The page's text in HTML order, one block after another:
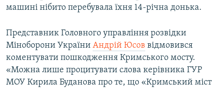
машині нібито перебувала їхня 14-річна донька.
Представник Головного управління розвідки
Міноборони України Андрій Юсов відмовився
коментувати пошкодження Кримського мосту.
«Можна лише процитувати слова керівника ГУР
МОУ Кирила Буданова про те, що «Кримський міст